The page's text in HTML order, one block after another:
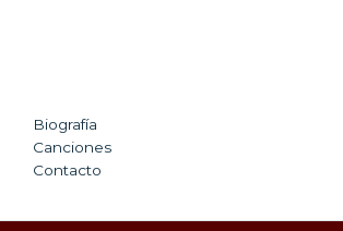
Biografía
Canciones
Contacto